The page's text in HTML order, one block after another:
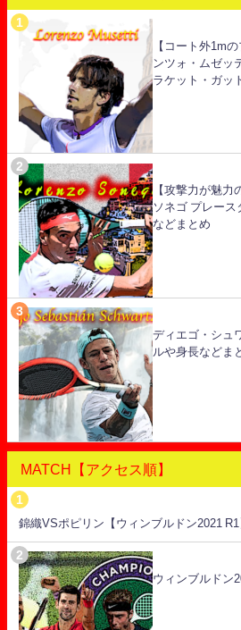
【コート外1m
ンツォ・ムゼッ
ラケット・ガッ
【攻撃力が魅力
ソネゴ プレース
などまとめ
ディエゴ・シュ
ルや身長などま
MATCH【アクセス順】
錦織VSポピリン【ウィンブルドン2021 R1
ウィンブルドン